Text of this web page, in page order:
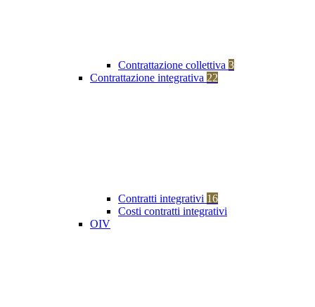
Contrattazione collettiva 3
Contrattazione integrativa 22
Contratti integrativi 16
Costi contratti integrativi
OIV